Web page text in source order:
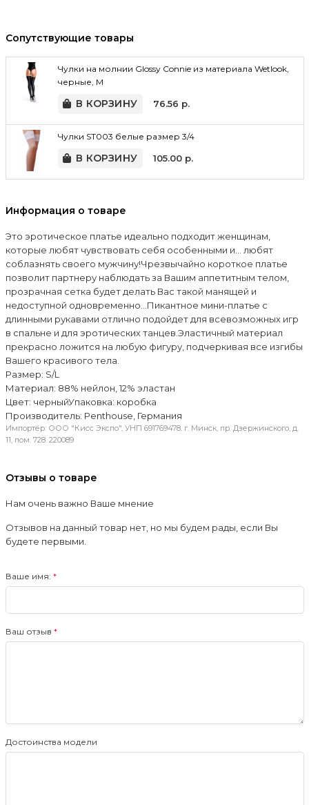
Сопутствующие товары
Чулки на молнии Glossy Connie из материала Wetlook,
черные, M
В КОРЗИНУ 76.56 р.
Чулки ST003 белые размер 3/4
В КОРЗИНУ 105.00р.
Информация о товаре
Это эротическое платье идеально подходит женщинам,
которые любят чувствовать себя особенными и… любят
соблазнять своего мужчину!Чрезвычайно короткое платье
позволит партнеру наблюдать за Вашим аппетитным телом,
прозрачная сетка будет делать Вас такой манящей и
недоступной одновременно...Пикантное мини-платье c
длинными рукавами отлично подойдет для всевозможных игр
в спальне и для эротических танцев.Эластичный материал
прекрасно ложится на любую фигуру, подчеркивая все изгибы
Вашего красивого тела.
Размер: S/L
Материал: 88% нейлон, 12% эластан
Цвет: черныйУпаковка: коробка
Производитель: Penthouse, Германия
Импортёр: ООО "Кисс Экспо", УНП 691769478. г. Минск, пр. Дзержинского, д.
11, пом. 728. 220089
Отзывы о товаре
Нам очень важно Ваше мнение
Отзывов на данный товар нет, но мы будем рады, если Вы
будете первыми.
Ваше имя:
Ваш отзыв
Достоинства модели